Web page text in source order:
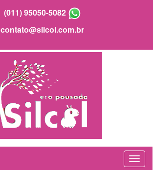
(011) 95050-5082
contato@silcol.com.br